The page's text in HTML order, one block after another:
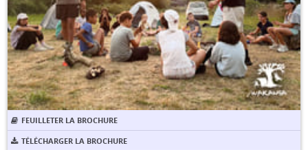
FEUILLETER LA BROCHURE
TÉLÉCHARGER LA BROCHURE